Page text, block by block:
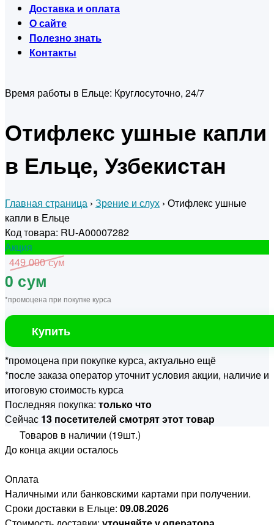
Доставка и оплата
О сайте
Полезно знать
Контакты
Время работы в Ельце: Круглосуточно, 24/7
Отифлекс ушные капли
в Ельце, Узбекистан
Главная страница › Зрение и слух › Отифлекс ушные
капли в Ельце
Код товара: RU-A00007282
Акция
449 000 сум
0 сум
*промоцена при покупке курса
Купить
*промоцена при покупке курса, актуально ещё
*после заказа оператор уточнит условия акции, наличие и
итоговую стоимость курса
Последняя покупка: только что
Сейчас 13 посетителей смотрят этот товар
Товаров в наличии (19шт.)
До конца акции осталось
Оплата
Наличными или банковскими картами при получении.
Сроки доставки в Ельце: 09.08.2026